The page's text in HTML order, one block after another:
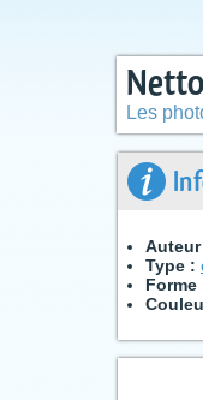
Les
Auteur
Type :
Forme